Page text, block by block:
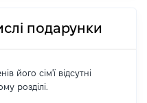
подарунки
його сім'ї відсутні
розділі.